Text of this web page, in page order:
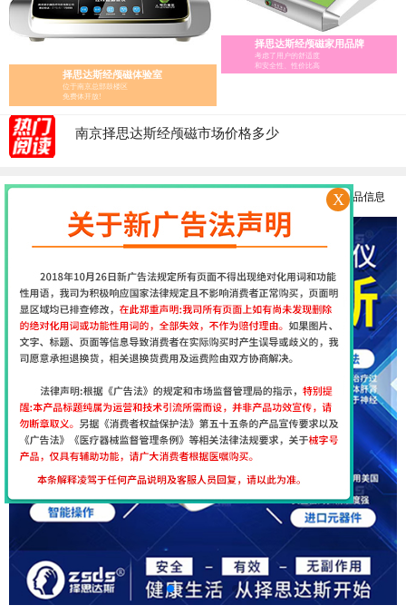
择思达斯经颅磁体验室
位于南京总部鼓楼区
免费体开放!
择思达斯经颅磁家用品牌
考虑了用户的舒适度
和安全性、性价比高
经颅磁家庭版的选择指南
经颅磁 家用——择思达斯经颅磁家用品牌
经颅磁刺激治疗仪怎么辨别真假?
医用经颅磁和家用经颅磁刺激仪的区别
南京择思达斯经颅磁市场价格多少
更多产品信息
X